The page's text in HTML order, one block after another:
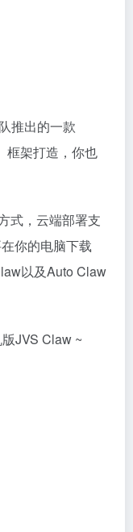
推出的一款
框架打造，你也
式，云端部署支
你的电脑下载
以及Auto Claw
JVS Claw ~